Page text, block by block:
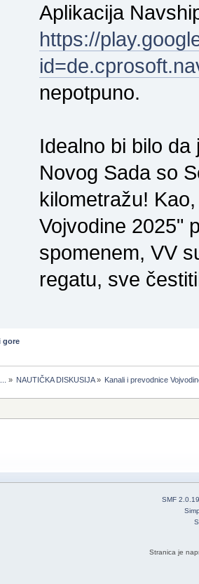
Aplikacija
https://
nepotpuno.
Idealno bi bilo
Novog Sada so
kilometražu!
Vojvodine 2025"
spomenem, VV
regatu, sve
gore
» NAUTIČKA DISKUSIJA» Kanali i prevodnice
SMF 2.0.19
Stranica je